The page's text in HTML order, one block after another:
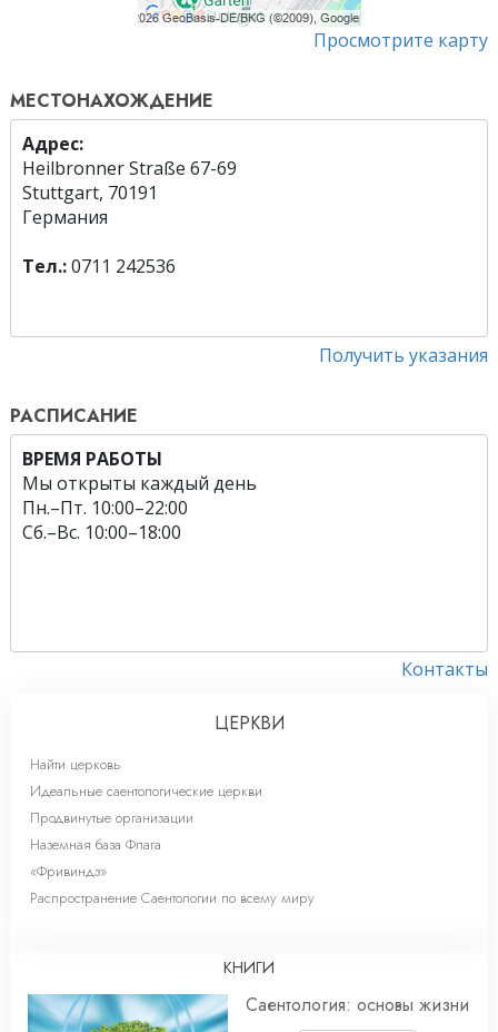
Просмотрите карту
МЕСТОНАХОЖДЕНИЕ
Адрес:
Heilbronner Straße 67-69
Stuttgart, 70191
Германия
Тел.:0711 242536
Получить указания
РАСПИСАНИЕ
ВРЕМЯ РАБОТЫ
Мы открыты каждый день
Пн.–Пт. 10:00–22:00
Сб.–Вс. 10:00–18:00
Контакты
ЦЕРКВИ
Найти церковь
Идеальные саентологические церкви
Продвинутые организации
Наземная база Флага
«Фривиндз»
Распространение Саентологии по всему миру
КНИГИ
Саентология: основы жизни